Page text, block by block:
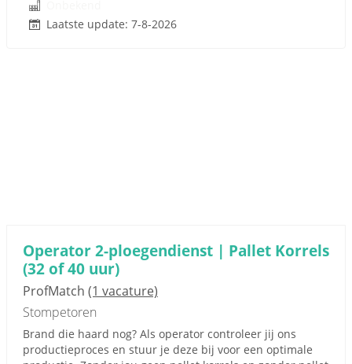
Laatste update: 7-8-2026
Operator 2-ploegendienst | Pallet Korrels
(32 of 40 uur)
ProfMatch (1 vacature)
Stompetoren
Brand die haard nog? Als operator controleer jij ons
productieproces en stuur je deze bij voor een optimale